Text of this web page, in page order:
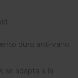
duro anti-vaho
se adapta a la